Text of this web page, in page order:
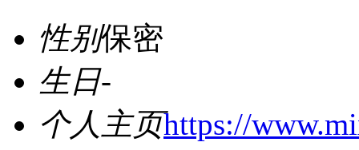
性别保密
生日-
个人主页https://